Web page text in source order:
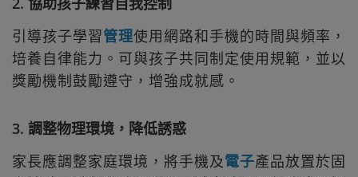
引導孩子學習管理使用網路和手機的時間與頻率，
培養自律能力。可與孩子共同制定使用規範，並以
獎勵機制鼓勵遵守，增強成就感。
3. 調整物理環境，降低誘惑
家長應調整家庭環境，將手機及電子產品放置於固